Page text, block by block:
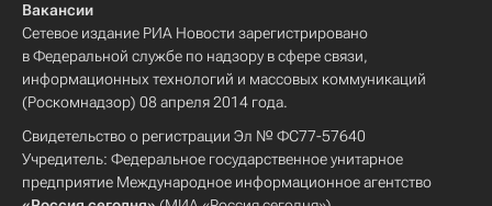
Вакансии
Сетевое издание РИА Новости зарегистрировано
в Федеральной службе по надзору в сфере связи,
информационных технологий и массовых коммуникаций
(Роскомнадзор) 08 апреля 2014 года.
Свидетельство о регистрации Эл № ФС77-57640
Учредитель: Федеральное государственное унитарное
предприятие Международное информационное агентство